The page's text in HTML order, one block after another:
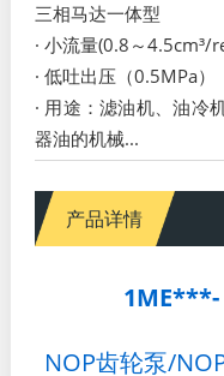
三相马达一体型
· 小流量(0.8～4.5cm³/
· 低吐出压（0.5MPa）
· 用途：滤油机、油冷
器油的机械...
产品详情
NOP齿轮泵/